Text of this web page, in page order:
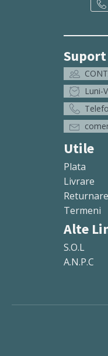
Luni-
Utile
Plata
Livrare
Termeni
Alte
S.O.L
A.N.P.C